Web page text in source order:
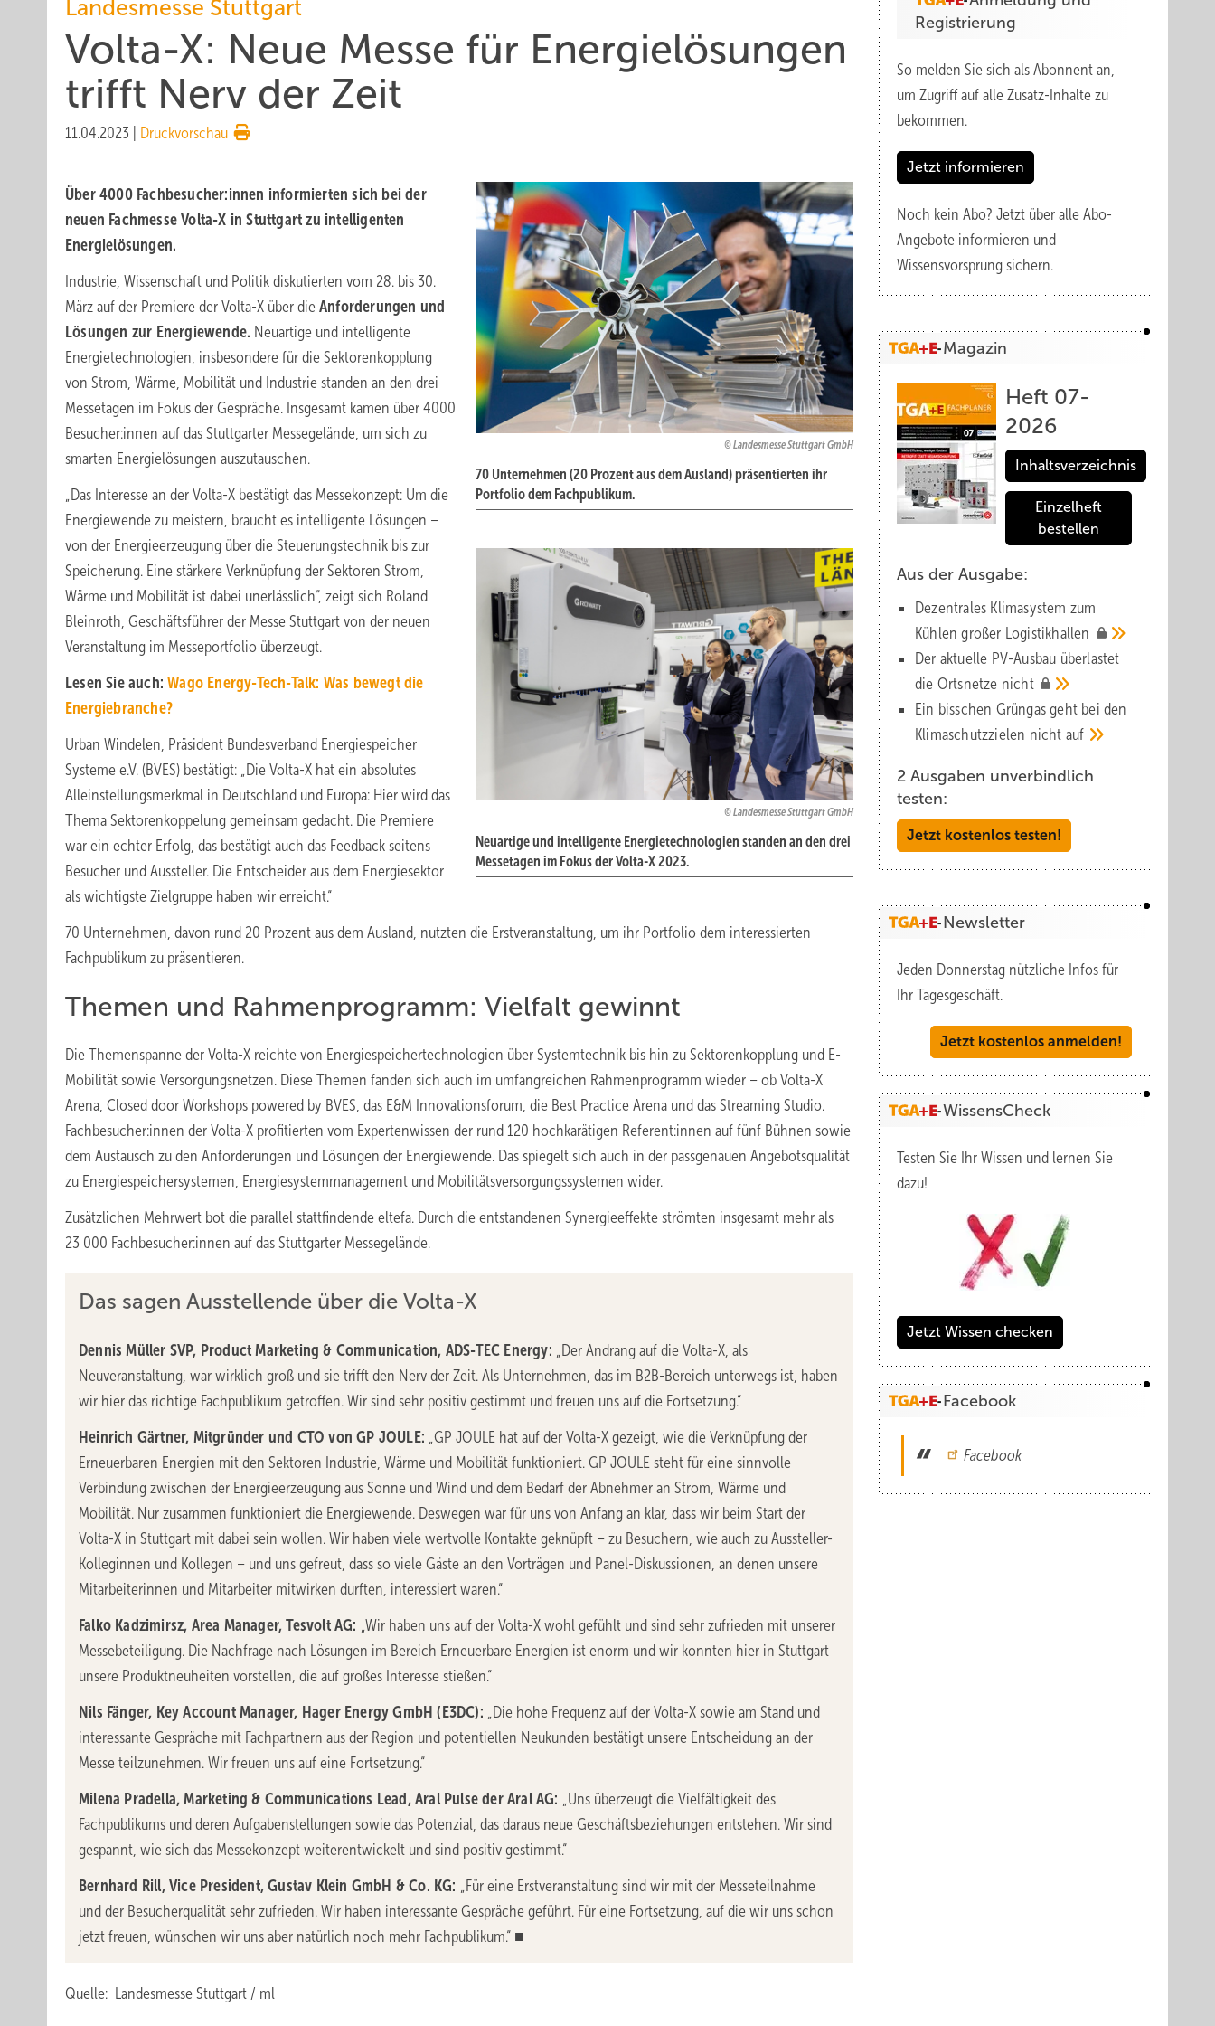
Landesmesse Stuttgart
Volta-X: Neue Messe für Energielösungen
trifft Nerv der Zeit
11.04.2023 Druckvorschau
Landesmesse Stuttgart GmbH
70 Unternehmen (20 Prozent aus dem Ausland) präsentierten ihr
Portfolio dem Fachpublikum.
Landesmesse Stuttgart GmbH
Neuartige und intelligente Energietechnologien standen an den drei
Messetagen im Fokus der Volta-X 2023.
Über 4000 Fachbesucher:innen informierten sich bei der
neuen Fachmesse Volta-X in Stuttgart zu intelligenten
Energielösungen.
Industrie, Wissenschaft und Politik diskutierten vom 28. bis 30.
März auf der Premiere der Volta-X über die Anforderungen und
Lösungen zur Energiewende. Neuartige und intelligente
Energietechnologien, insbesondere für die Sektorenkopplung
von Strom, Wärme, Mobilität und Industrie standen an den drei
Messetagen im Fokus der Gespräche. Insgesamt kamen über 4000
Besucher:innen auf das Stuttgarter Messegelände, um sich zu
smarten Energielösungen auszutauschen.
„Das Interesse an der Volta-X bestätigt das Messekonzept: Um die
Energiewende zu meistern, braucht es intelligente Lösungen –
von der Energieerzeugung über die Steuerungstechnik bis zur
Speicherung. Eine stärkere Verknüpfung der Sektoren Strom,
Wärme und Mobilität ist dabei unerlässlich“, zeigt sich Roland
Bleinroth, Geschäftsführer der Messe Stuttgart von der neuen
Veranstaltung im Messeportfolio überzeugt.
Lesen Sie auch:Wago Energy-Tech-Talk: Was bewegt die
Energiebranche?
Urban Windelen, Präsident Bundesverband Energiespeicher
Systeme e.V. (BVES) bestätigt: „Die Volta-X hat ein absolutes
Alleinstellungsmerkmal in Deutschland und Europa: Hier wird das
Thema Sektorenkoppelung gemeinsam gedacht. Die Premiere
war ein echter Erfolg, das bestätigt auch das Feedback seitens
Besucher und Aussteller. Die Entscheider aus dem Energiesektor
als wichtigste Zielgruppe haben wir erreicht.“
70 Unternehmen, davon rund 20 Prozent aus dem Ausland, nutzten die Erstveranstaltung, um ihr Portfolio dem interessierten
Fachpublikum zu präsentieren.
Themen und Rahmenprogramm: Vielfalt gewinnt
Die Themenspanne der Volta-X reichte von Energiespeichertechnologien über Systemtechnik bis hin zu Sektorenkopplung und E-
Mobilität sowie Versorgungsnetzen. Diese Themen fanden sich auch im umfangreichen Rahmenprogramm wieder – ob Volta-X
Arena, Closed door Workshops powered by BVES, das E&M Innovationsforum, die Best Practice Arena und das Streaming Studio.
Fachbesucher:innen der Volta-X profitierten vom Expertenwissen der rund 120 hochkarätigen Referent:innen auf fünf Bühnen sowie
dem Austausch zu den Anforderungen und Lösungen der Energiewende. Das spiegelt sich auch in der passgenauen Angebotsqualität
zu Energiespeichersystemen, Energiesystemmanagement und Mobilitätsversorgungssystemen wider.
Zusätzlichen Mehrwert bot die parallel stattfindende eltefa. Durch die entstandenen Synergieeffekte strömten insgesamt mehr als
23 000 Fachbesucher:innen auf das Stuttgarter Messegelände.
Das sagen Ausstellende über die Volta-X
Dennis Müller SVP, Product Marketing & Communication, ADS-TEC Energy: „Der Andrang auf die Volta-X, als
Neuveranstaltung, war wirklich groß und sie trifft den Nerv der Zeit. Als Unternehmen, das im B2B-Bereich unterwegs ist, haben
wir hier das richtige Fachpublikum getroffen. Wir sind sehr positiv gestimmt und freuen uns auf die Fortsetzung.“
Heinrich Gärtner, Mitgründer und CTO von GP JOULE: „GP JOULE hat auf der Volta-X gezeigt, wie die Verknüpfung der
Erneuerbaren Energien mit den Sektoren Industrie, Wärme und Mobilität funktioniert. GP JOULE steht für eine sinnvolle
Verbindung zwischen der Energieerzeugung aus Sonne und Wind und dem Bedarf der Abnehmer an Strom, Wärme und
Mobilität. Nur zusammen funktioniert die Energiewende. Deswegen war für uns von Anfang an klar, dass wir beim Start der
Volta-X in Stuttgart mit dabei sein wollen. Wir haben viele wertvolle Kontakte geknüpft – zu Besuchern, wie auch zu Aussteller-
Kolleginnen und Kollegen – und uns gefreut, dass so viele Gäste an den Vorträgen und Panel-Diskussionen, an denen unsere
Mitarbeiterinnen und Mitarbeiter mitwirken durften, interessiert waren.“
Falko Kadzimirsz, Area Manager, Tesvolt AG: „Wir haben uns auf der Volta-X wohl gefühlt und sind sehr zufrieden mit unserer
Messebeteiligung. Die Nachfrage nach Lösungen im Bereich Erneuerbare Energien ist enorm und wir konnten hier in Stuttgart
unsere Produktneuheiten vorstellen, die auf großes Interesse stießen.“
Nils Fänger, Key Account Manager, Hager Energy GmbH (E3DC): „Die hohe Frequenz auf der Volta-X sowie am Stand und
interessante Gespräche mit Fachpartnern aus der Region und potentiellen Neukunden bestätigt unsere Entscheidung an der
Messe teilzunehmen. Wir freuen uns auf eine Fortsetzung.“
Milena Pradella, Marketing & Communications Lead, Aral Pulse der Aral AG: „Uns überzeugt die Vielfältigkeit des
Fachpublikums und deren Aufgabenstellungen sowie das Potenzial, das daraus neue Geschäftsbeziehungen entstehen. Wir sind
gespannt, wie sich das Messekonzept weiterentwickelt und sind positiv gestimmt.“
Bernhard Rill, Vice President, Gustav Klein GmbH & Co. KG: „Für eine Erstveranstaltung sind wir mit der Messeteilnahme
und der Besucherqualität sehr zufrieden. Wir haben interessante Gespräche geführt. Für eine Fortsetzung, auf die wir uns schon
jetzt freuen, wünschen wir uns aber natürlich noch mehr Fachpublikum.“ ■
Quelle: Landesmesse Stuttgart / ml
Registrierung
So melden Sie sich als Abonnent an,
um Zugriff auf alle Zusatz-Inhalte zu
bekommen.
Jetzt informieren
Noch kein Abo? Jetzt über alle Abo-
Angebote informieren und
Wissensvorsprung sichern.
Magazin
Heft 07-
2026
Inhaltsverzeichnis
Einzelheft
bestellen
Aus der Ausgabe:
Dezentrales Klimasystem zum
Kühlen großer Logistik­hallen
Der aktuelle PV-Ausbau über­lastet
die Orts­netze nicht
Ein bisschen Grüngas geht bei den
Klima­schutz­zielen nicht auf
2 Ausgaben unverbindlich
testen:
Jetzt kostenlos testen!
Newsletter
Jeden Donnerstag nützliche Infos für
Ihr Tagesgeschäft.
Jetzt kostenlos anmelden!
WissensCheck
Testen Sie Ihr Wissen und lernen Sie
dazu!
Jetzt Wissen checken
Facebook
Facebook